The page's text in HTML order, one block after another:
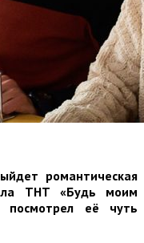
романтическая
ТНТ «Будь моим
посмотрел её чуть